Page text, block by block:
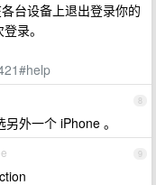
台设备上退出登录你的
录。
8
外一个 iPhone 。
9